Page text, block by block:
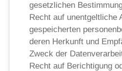
gesetzlichen
Recht auf unentgeltliche
gespeicherten
deren Herkunft und
Zweck der
Recht auf Berichtigung